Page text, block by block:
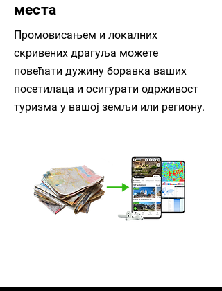
места
Промовисањем и локалних
скривених драгуља можете
повећати дужину боравка ваших
посетилаца и осигурати одрживост
туризма у вашој земљи или региону.